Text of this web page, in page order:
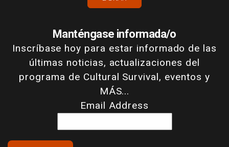
Manténgase informada/o
Inscríbase hoy para estar informado de las
últimas noticias, actualizaciones del
programa de Cultural Survival, eventos y
MÁS...
Email Address